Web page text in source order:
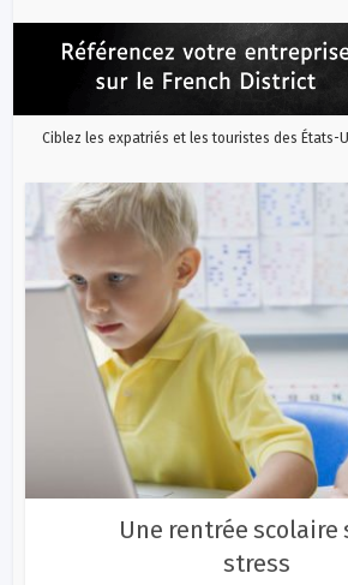
Ciblez les expatriés et les touristes des États-
Une rentrée scolaire
stress